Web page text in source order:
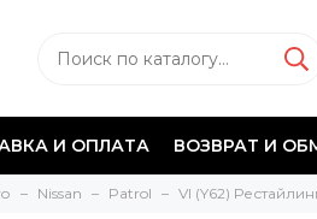
И ОПЛАТА ВОЗВРАТ И
Nissan Patrol VI (Y62)